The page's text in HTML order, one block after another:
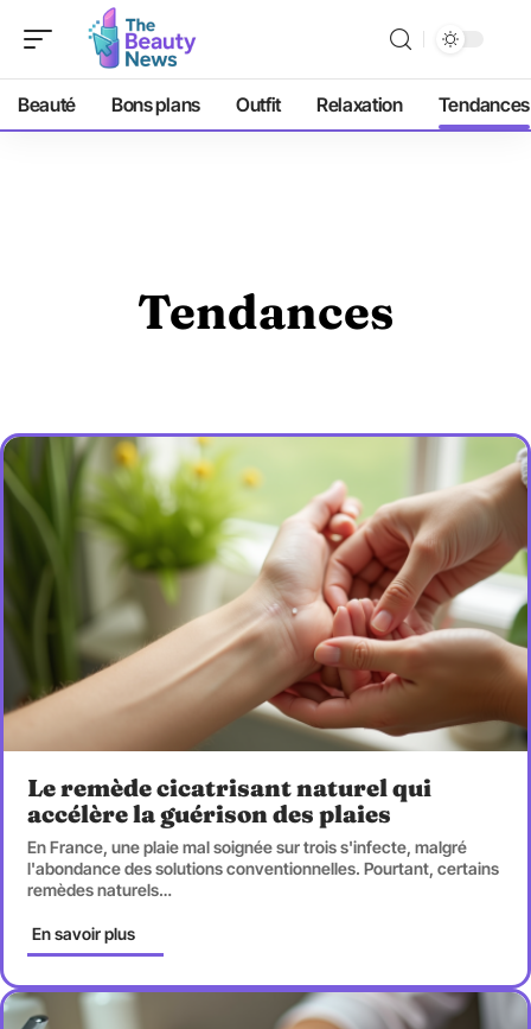
Beauté Bons plans Outfit Relaxation Tendances
Tendances
Le remède cicatrisant naturel qui
accélère la guérison des plaies
En France, une plaie mal soignée sur trois s'infecte, malgré
l'abondance des solutions conventionnelles. Pourtant, certains
remèdes naturels…
En savoir plus